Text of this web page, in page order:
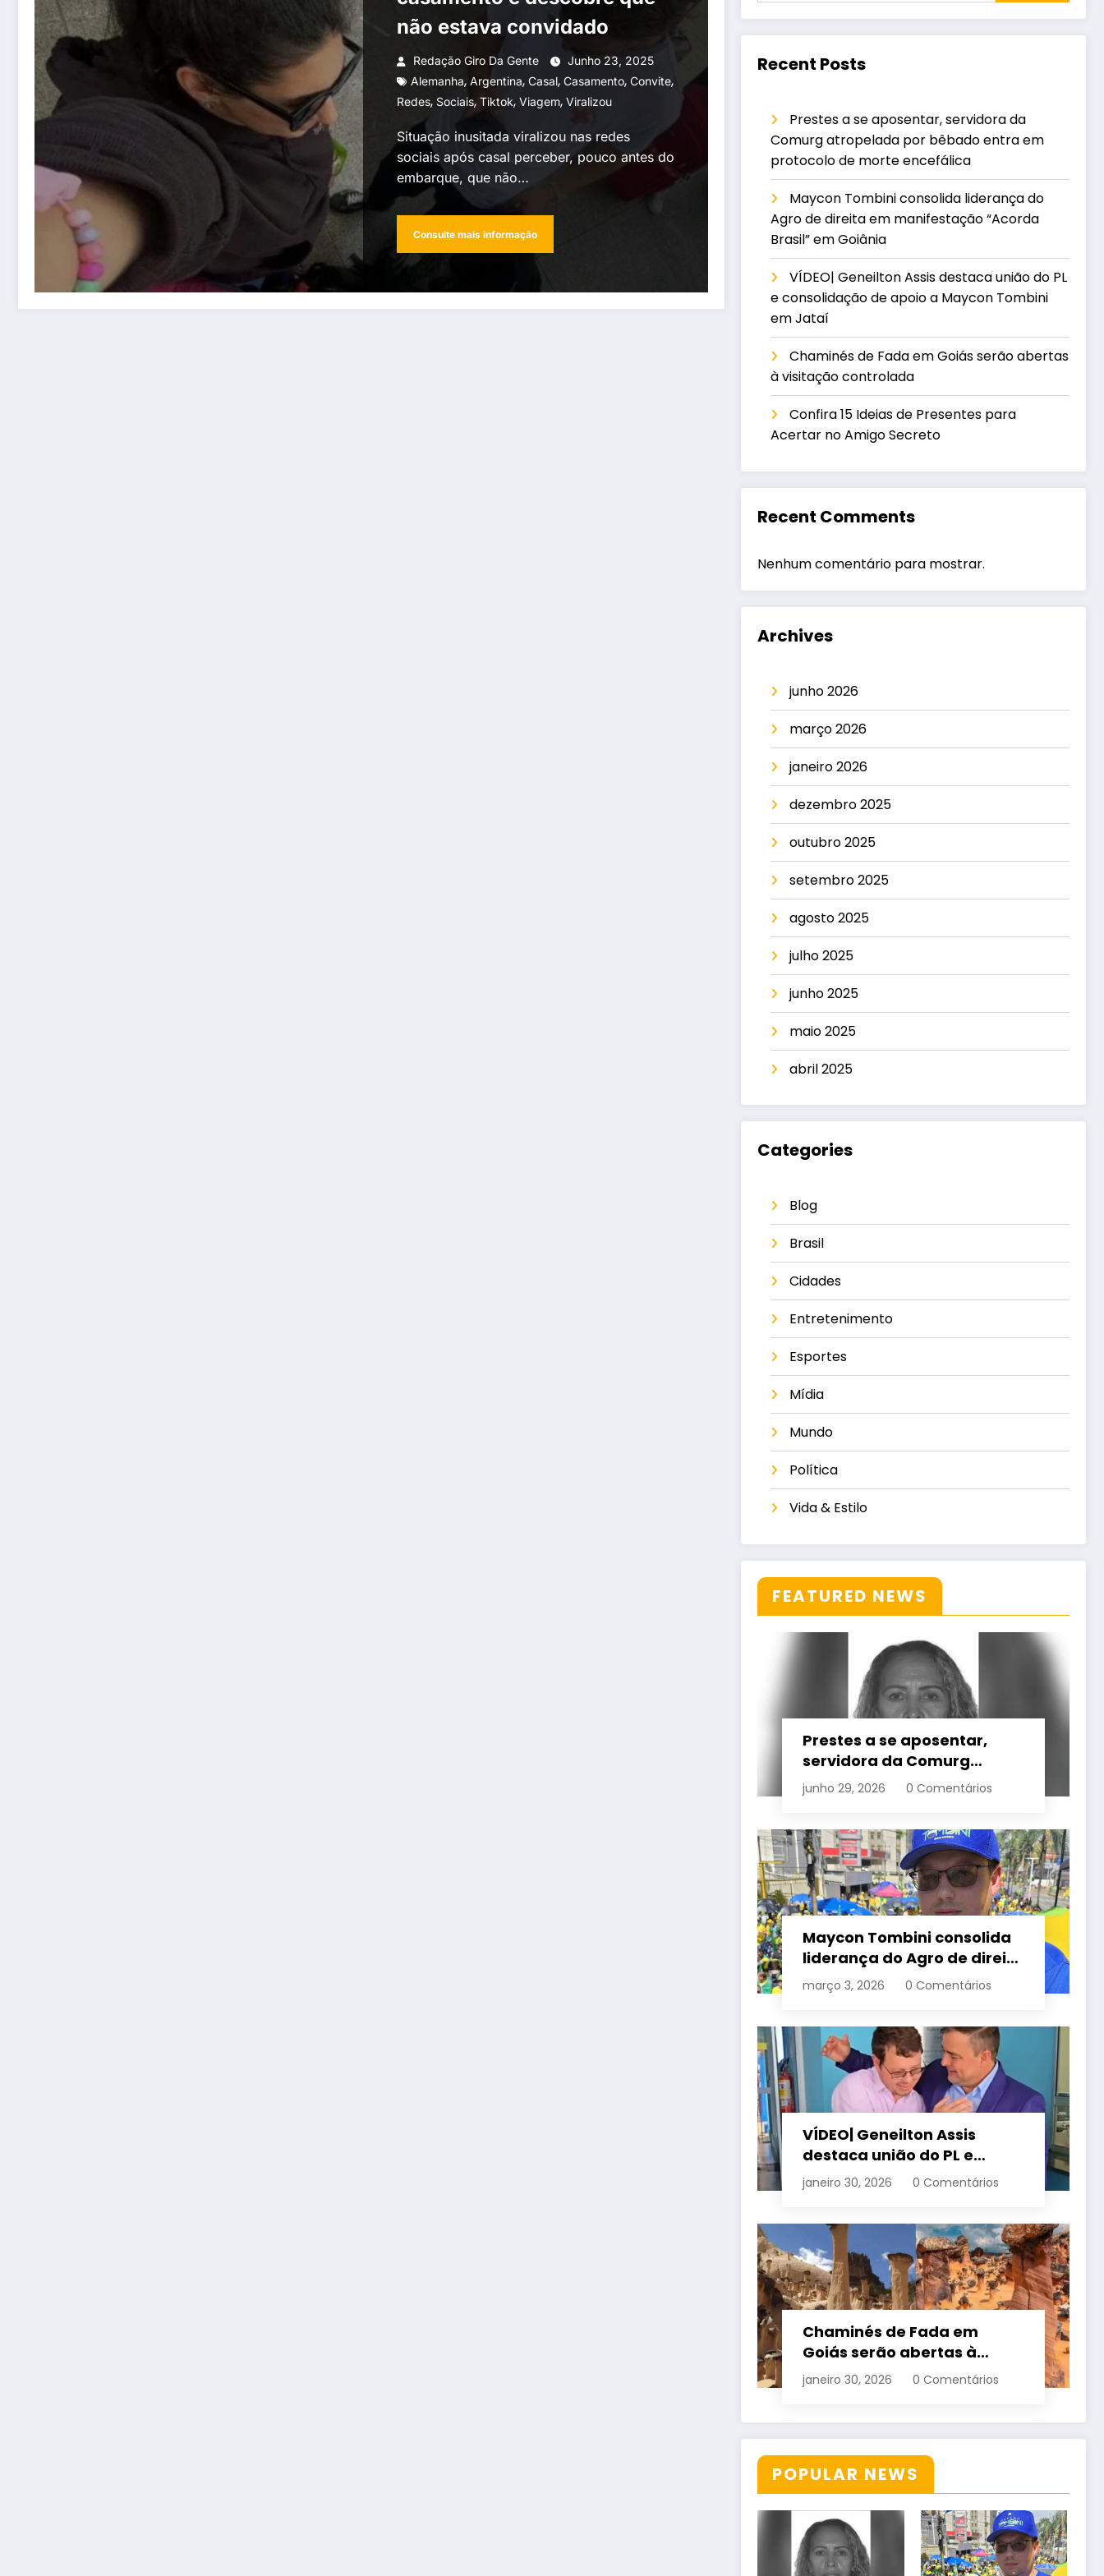
não estava convidado
Redação Giro Da Gente
Junho 23, 2025
Alemanha, Argentina, Casal, Casamento, Convite,
Redes, Sociais, Tiktok, Viagem, Viralizou
Situação inusitada viralizou nas redes
sociais após casal perceber, pouco antes do
embarque, que não…
Consulte mais informação
Recent Posts
Prestes a se aposentar, servidora da
Comurg atropelada por bêbado entra em
protocolo de morte encefálica
Maycon Tombini consolida liderança do
Agro de direita em manifestação “Acorda
Brasil” em Goiânia
VÍDEO| Geneilton Assis destaca união do PL
e consolidação de apoio a Maycon Tombini
em Jataí
Chaminés de Fada em Goiás serão abertas
à visitação controlada
Confira 15 Ideias de Presentes para
Acertar no Amigo Secreto
Recent Comments
Nenhum comentário para mostrar.
Archives
junho 2026
março 2026
janeiro 2026
dezembro 2025
outubro 2025
setembro 2025
agosto 2025
julho 2025
junho 2025
maio 2025
abril 2025
Categories
Blog
Brasil
Cidades
Entretenimento
Esportes
Mídia
Mundo
Política
Vida & Estilo
FEATURED NEWS
Prestes a se aposentar,
servidora da Comurg
atropelada por bêbado
entra em protocolo de
junho 29, 2026 0 Comentários
Maycon Tombini consolida
liderança do Agro de direita
em manifestação “Acorda
Brasil” em Goiânia
março 3, 2026 0 Comentários
VÍDEO| Geneilton Assis
destaca união do PL e
consolidação de apoio a
Maycon Tombini em Jataí
janeiro 30, 2026 0 Comentários
Chaminés de Fada em
Goiás serão abertas à
visitação controlada
janeiro 30, 2026 0 Comentários
POPULAR NEWS